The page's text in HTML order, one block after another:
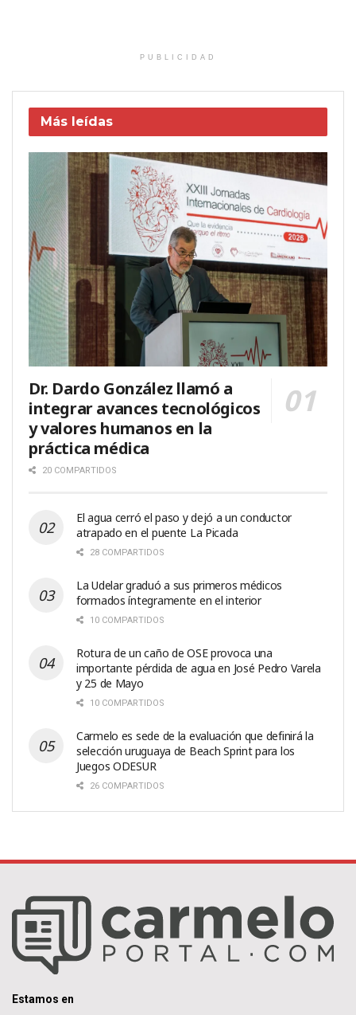
PUBLICIDAD
Más leídas
Dr. Dardo González llamó a
integrar avances tecnológicos
y valores humanos en la
práctica médica
20 COMPARTIDOS
El agua cerró el paso y dejó a un conductor
atrapado en el puente La Picada
28 COMPARTIDOS
La Udelar graduó a sus primeros médicos
formados íntegramente en el interior
10 COMPARTIDOS
Rotura de un caño de OSE provoca una
importante pérdida de agua en José Pedro Varela
y 25 de Mayo
10 COMPARTIDOS
Carmelo es sede de la evaluación que definirá la
selección uruguaya de Beach Sprint para los
Juegos ODESUR
26 COMPARTIDOS
Estamos en